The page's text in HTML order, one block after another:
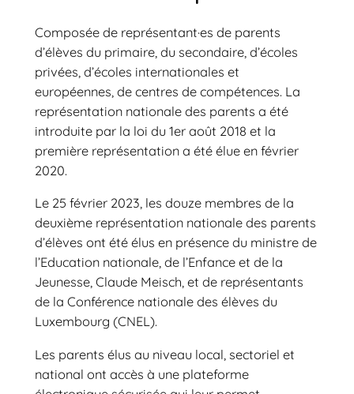
Composée de représentant·es de parents
d’élèves du primaire, du secondaire, d’écoles
privées, d’écoles internationales et
européennes, de centres de compétences. La
représentation nationale des parents a été
introduite par la loi du 1er août 2018 et la
première représentation a été élue en février
2020.
Le 25 février 2023, les douze membres de la
deuxième représentation nationale des parents
d’élèves ont été élus en présence du ministre de
l’Education nationale, de l’Enfance et de la
Jeunesse, Claude Meisch, et de représentants
de la Conférence nationale des élèves du
Luxembourg (CNEL).
Les parents élus au niveau local, sectoriel et
national ont accès à une plateforme